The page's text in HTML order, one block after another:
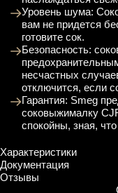
Уровень шума:
вам не придется
готовите сок.
Безопасность:
несчастных
отключится, если
Гарантия: Smeg
соковыжималку
спокойны, зная,
Характеристики
Документация
Отзывы